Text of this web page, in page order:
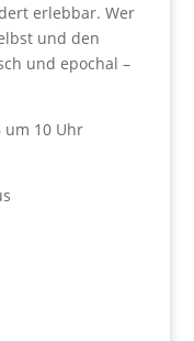
erlebbar. Wer
und den
und epochal –
um 10 Uhr